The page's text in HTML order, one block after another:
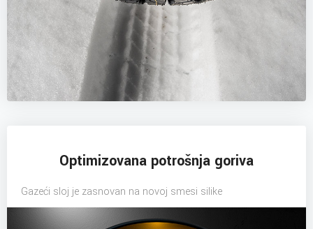
Optimizovana potrošnja goriva
Gazeći sloj je zasnovan na novoj smesi silike